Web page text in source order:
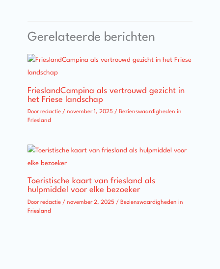
Gerelateerde berichten
FrieslandCampina als vertrouwd gezicht in
het Friese landschap
Door redactie /november 1, 2025 / Bezienswaardigheden in
Friesland
Toeristische kaart van friesland als
hulpmiddel voor elke bezoeker
Door redactie /november 2, 2025 / Bezienswaardigheden in
Friesland